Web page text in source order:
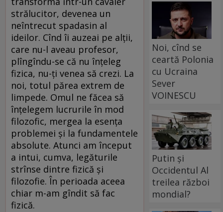
strălucitor, devenea un
neîntrecut spadasin al
ideilor. Cînd îi auzeai pe alții,
care nu-l aveau profesor,
plîngîndu-se că nu înțeleg
fizica, nu-ți venea să crezi. La
noi, totul părea extrem de
limpede. Omul ne făcea să
înțelegem lucrurile în mod
filozofic, mergea la esența
problemei și la fundamentele
absolute. Atunci am început
a intui, cumva, legăturile
strînse dintre fizică și
filozofie. În perioada aceea
chiar m-am gîndit să fac
fizică.
Noi, cînd se
ceartă Polonia
cu Ucraina
Sever
VOINESCU
Putin și
Occidentul Al
treilea război
mondial?